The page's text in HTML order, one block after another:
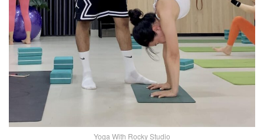
Yoga With Rocky Studio